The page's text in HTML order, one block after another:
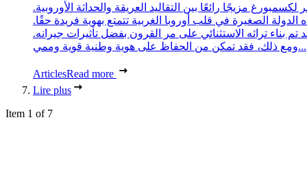
لكسمبورغ مزيجًا رائعًا بين التقاليد العريقة والحداثة الأوروبية.
الدولة الصغيرة في قلب أوروبا الغربية تتمتع بهوية فريدة حقًا.
تم بناء تراثه الاستثنائي على مر القرون بفضل تأثيرات جيرانه.
ومع ذلك، فقد تمكن من الحفاظ على هوية وطنية قوية وممي...
ArticlesRead more
Lire plus
Item 1 of 7